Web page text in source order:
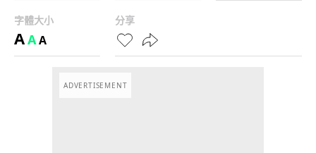
字體大小
AAA
分享
ADVERTISEMENT